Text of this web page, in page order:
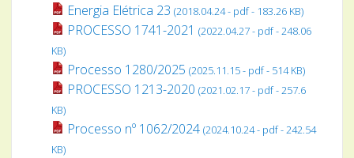
Energia Elétrica 23 (2018.04.24 - pdf - 183.26 KB)
PROCESSO 1741-2021 (2022.04.27 - pdf - 248.06
KB)
Processo 1280/2025 (2025.11.15 - pdf - 514 KB)
PROCESSO 1213-2020 (2021.02.17 - pdf - 257.6
KB)
Processo nº 1062/2024 (2024.10.24 - pdf - 242.54
KB)